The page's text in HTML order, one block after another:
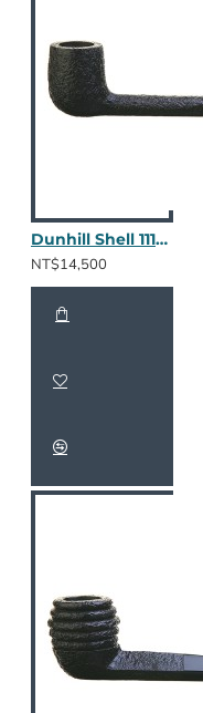
Dunhill Shell 1111 / 2402
NT$14,500